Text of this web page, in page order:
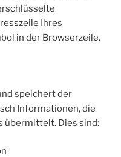
Ihres
in der Browserzeile.
speichert der
Informationen, die
übermittelt. Dies sind: